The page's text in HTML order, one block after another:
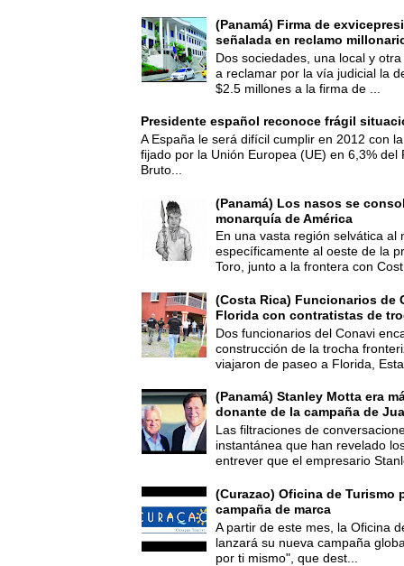
(Panamá) Firma de
señalada en reclamo
Dos sociedades, una local y
a reclamar por la vía judicial la
$2.5 millones a la firma de ...
Presidente español reconoce frágil
A España le será difícil cumplir en 2012 con
fijado por la Unión Europea (UE) en 6,3% del
Bruto...
(Panamá) Los nasos se
monarquía de América
En una vasta región selvática al
específicamente al oeste de la
Toro, junto a la frontera con
(Costa Rica) Funcionarios de
Florida con contratistas de
Dos funcionarios del Conavi
construcción de la trocha
viajaron de paseo a Florida,
(Panamá) Stanley Motta era
donante de la campaña de
Las filtraciones de
instantánea que han revelado
entrever que el empresario
(Curazao) Oficina de Turismo
campaña de marca
A partir de este mes, la Oficina
lanzará su nueva campaña
por ti mismo", que dest...